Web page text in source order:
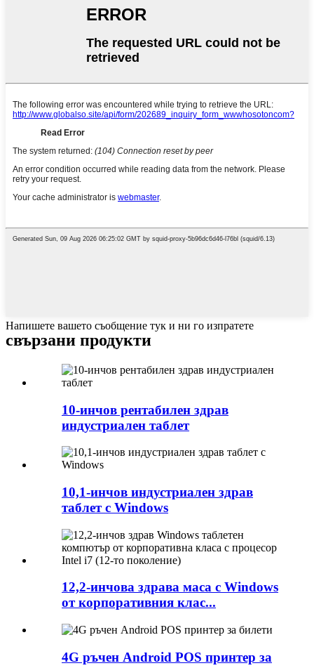
Напишете вашето съобщение тук и ни го изпратете
свързани продукти
10-инчов рентабилен здрав
индустриален таблет
10,1-инчов индустриален здрав
таблет с Windows
12,2-инчова здрава маса с Windows
от корпоративния клас...
4G ръчен Android POS принтер за